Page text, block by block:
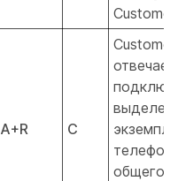
A+R C
общего